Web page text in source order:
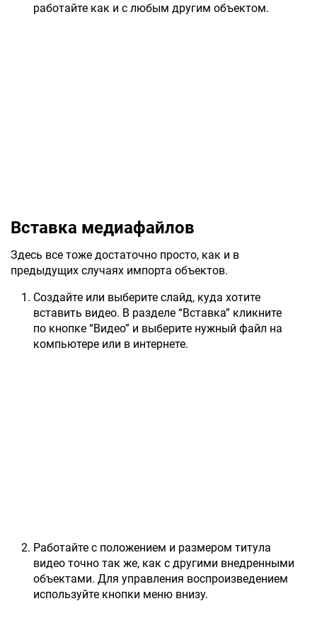
работайте как и с любым другим объектом.
Вставка медиафайлов
Здесь все тоже достаточно просто, как и в
предыдущих случаях импорта объектов.
Создайте или выберите слайд, куда хотите
вставить видео. В разделе “Вставка” кликните
по кнопке “Видео” и выберите нужный файл на
компьютере или в интернете.
Работайте с положением и размером титула
видео точно так же, как с другими внедренными
объектами. Для управления воспроизведением
используйте кнопки меню внизу.